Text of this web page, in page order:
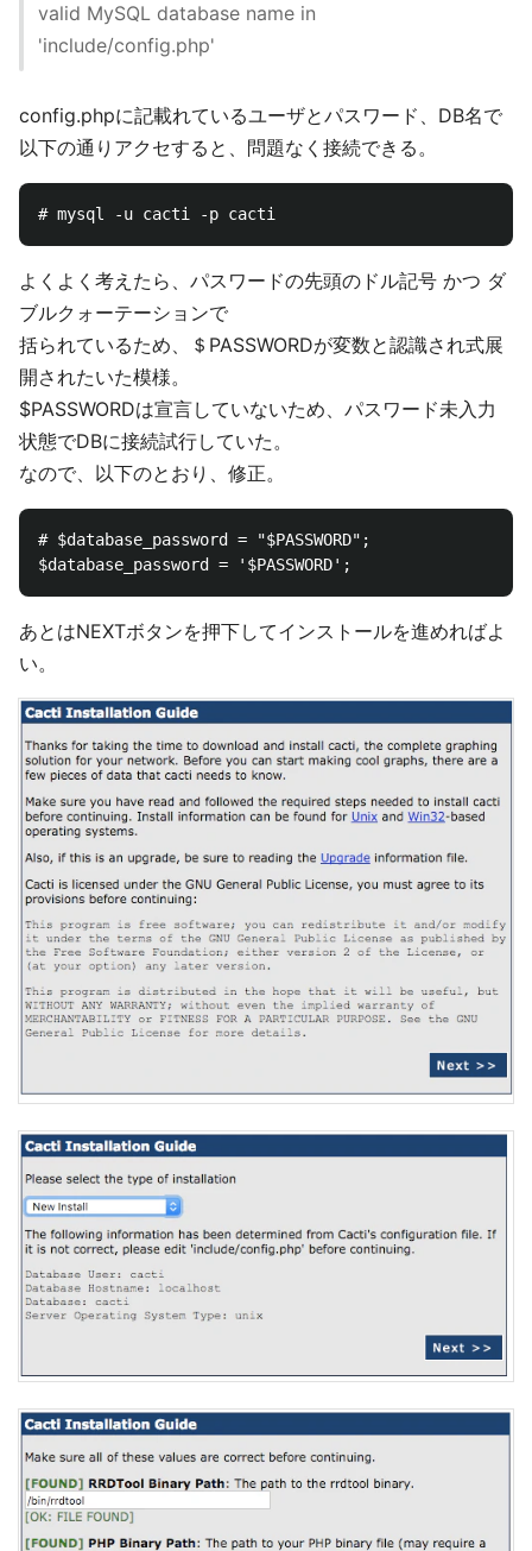
valid MySQL database name in
'include/config.php'
config.phpに記載れているユーザとパスワード、DB名で
以下の通りアクセすると、問題なく接続できる。
よくよく考えたら、パスワードの先頭のドル記号 かつ ダ
ブルクォーテーションで
括られているため、＄PASSWORDが変数と認識され式展
開されたいた模様。
$PASSWORDは宣言していないため、パスワード未入力
状態でDBに接続試行していた。
なので、以下のとおり、修正。
# $database_password = "$PASSWORD";
あとはNEXTボタンを押下してインストールを進めればよ
い。